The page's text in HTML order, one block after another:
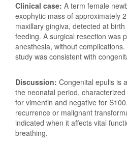
Clinical case: A term female
exophytic mass of approximately
maxillary gingiva, detected at
feeding. A surgical resection was
anesthesia, without
study was consistent with
Discussion: Congenital epulis is
the neonatal period,
for vimentin and negative for
recurrence or malignant
indicated when it affects vital
breathing.